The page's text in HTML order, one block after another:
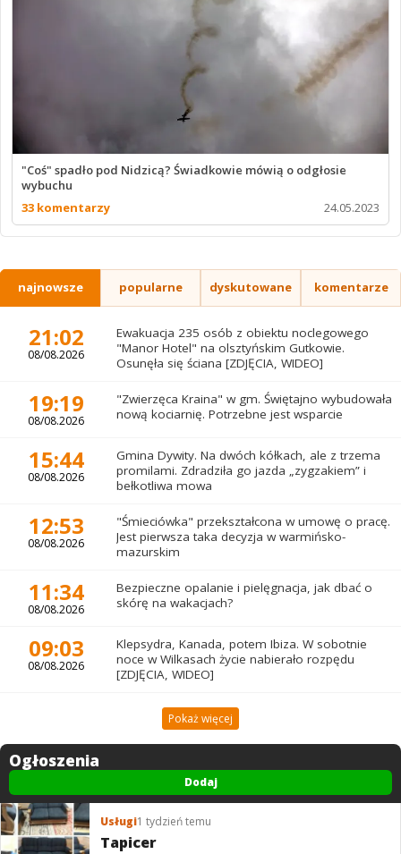
"Coś" spadło pod Nidzicą? Świadkowie mówią o odgłosie
wybuchu
33 komentarzy
24.05.2023
najnowsze popularne dyskutowane komentarze
21:02
08/08.2026
Ewakuacja 235 osób z obiektu noclegowego
"Manor Hotel" na olsztyńskim Gutkowie.
Osunęła się ściana [ZDJĘCIA, WIDEO]
19:19
08/08.2026
"Zwierzęca Kraina" w gm. Świętajno wybudowała
nową kociarnię. Potrzebne jest wsparcie
15:44
08/08.2026
Gmina Dywity. Na dwóch kółkach, ale z trzema
promilami. Zdradziła go jazda „zygzakiem” i
bełkotliwa mowa
12:53
08/08.2026
"Śmieciówka" przekształcona w umowę o pracę.
Jest pierwsza taka decyzja w warmińsko-
mazurskim
11:34
08/08.2026
Bezpieczne opalanie i pielęgnacja, jak dbać o
skórę na wakacjach?
09:03
08/08.2026
Klepsydra, Kanada, potem Ibiza. W sobotnie
noce w Wilkasach życie nabierało rozpędu
[ZDJĘCIA, WIDEO]
Pokaż więcej
Ogłoszenia
Dodaj
Usługi1 tydzień temu
Tapicer